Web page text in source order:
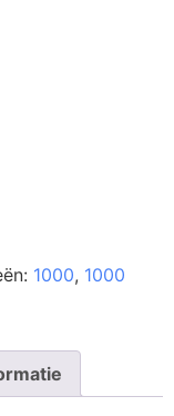
1000, 1000